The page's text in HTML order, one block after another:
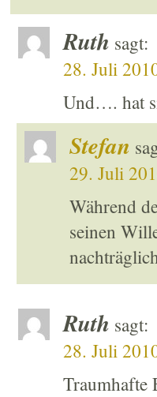
Ruth sagt:
28. Juli
Und…. hat
Stefan
29. Juli
Während
seinen
Ruth sagt:
28. Juli
Traumhafte